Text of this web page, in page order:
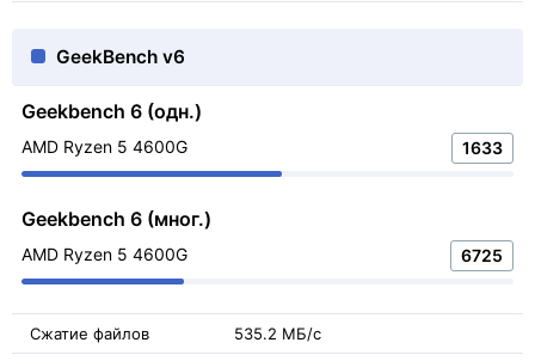
GeekBench v6
Geekbench 6 (одн.)
AMD Ryzen 5 4600G 1633
Geekbench 6 (мног.)
AMD Ryzen 5 4600G 6725
Сжатие файлов 535.2 МБ/с